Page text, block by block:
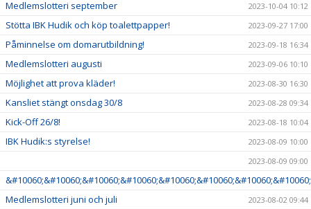
Medlemslotteri september 2023-10-04 10:12
Stötta IBK Hudik och köp toalettpapper! 2023-09-27 17:00
Påminnelse om domarutbildning! 2023-09-18 16:34
Medlemslotteri augusti 2023-09-06 10:10
Möjlighet att prova kläder! 2023-08-30 16:30
Kansliet stängt onsdag 30/8 2023-08-28 09:34
Kick-Off 26/8! 2023-08-18 10:04
IBK Hudik:s styrelse!
2023-08-09 10:00
2023-08-09 09:00
Medlemslotteri juni och juli
2023-08-02 09:44